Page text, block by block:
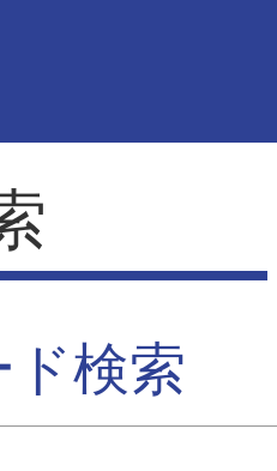
検索